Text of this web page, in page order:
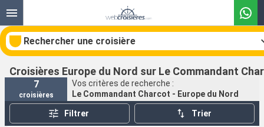
Rechercher une croisière
Nos destinations
Croisières Europe du Nord sur Le Commandant
7
croisières
Vos critères de recherche :
Le Commandant Charcot - Europe du Nord
Filtrer Trier